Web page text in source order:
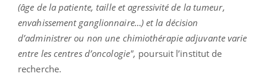
(âge de la patiente, taille et agressivité de la tumeur,
envahissement ganglionnaire…) et la décision
d’administrer ou non une chimiothérapie adjuvante varie
entre les centres d’oncologie", poursuit l’institut de
recherche.